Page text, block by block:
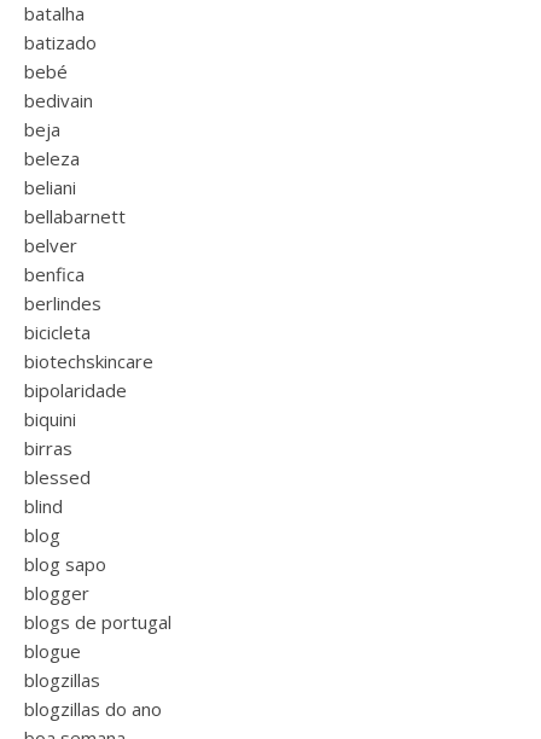
batalha
batizado
bebé
bedivain
beja
beleza
beliani
bellabarnett
belver
benfica
berlindes
bicicleta
biotechskincare
bipolaridade
biquini
birras
blessed
blind
blog
blog sapo
blogger
blogs de portugal
blogue
blogzillas
blogzillas do ano